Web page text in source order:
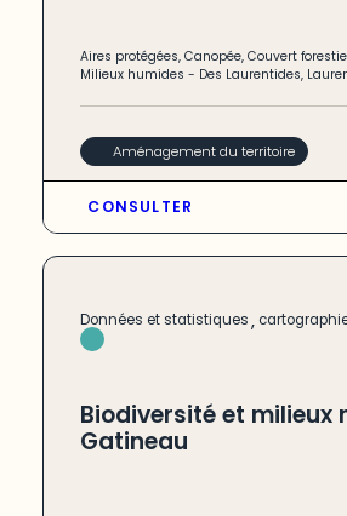
Aires protégées,Canopée,Couvert
Milieux humides - Des Laurentides,
Aménagement du territoire
CONSULTER
Données et statistiques,
Biodiversité et milieux
Gatineau